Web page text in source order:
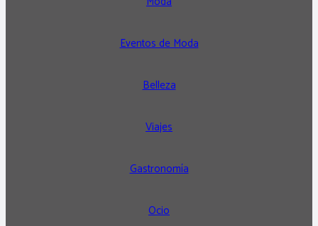
Eventos de Moda
Belleza
Viajes
Gastronomía
Ocio